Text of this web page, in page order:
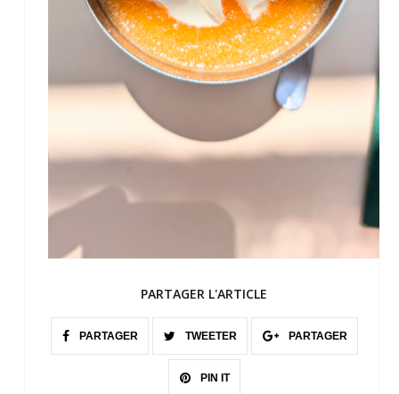
PARTAGER L'ARTICLE
PARTAGER TWEETER PARTAGER
PIN IT